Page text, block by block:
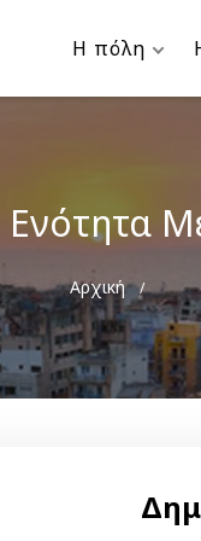
Η πόλη
Breadcrumb
Αρχική